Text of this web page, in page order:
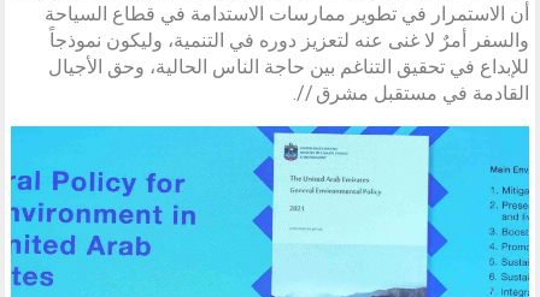
أن الاستمرار في تطوير ممارسات الاستدامة في قطاع السياحة
والسفر أمرٌ لا غنى عنه لتعزيز دوره في التنمية، وليكون نموذجاً
للإبداع في تحقيق التناغم بين حاجة الناس الحالية، وحق الأجيال
القادمة في مستقبل مشرق //.